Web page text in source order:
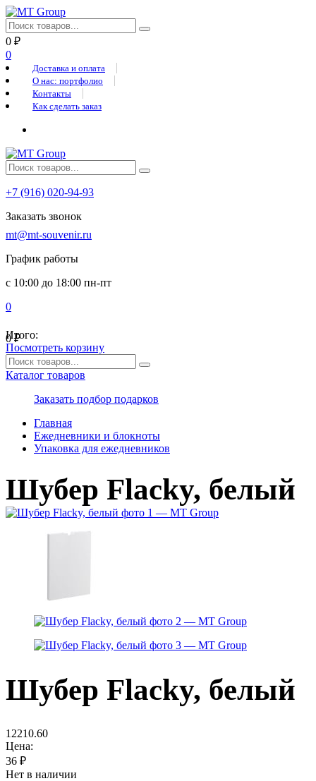
0 ₽
0
Доставка и оплата
О нас: портфолио
Контакты
Как сделать заказ
+7 (916) 020-94-93
Заказать звонок
mt@mt-souvenir.ru
График работы
с 10:00 до 18:00 пн-пт
0
0₽
Итого:
Посмотреть корзину
Каталог товаров
Заказать подбор подарков
Главная
Ежедневники и блокноты
Упаковка для ежедневников
Шубер Flacky, белый
Шубер Flacky, белый
12210.60
Цена:
36 ₽
Нет в наличии